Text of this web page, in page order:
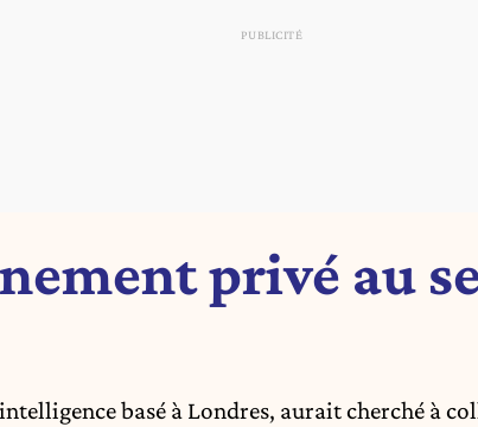
privé au
basé à Londres, aurait cherché à